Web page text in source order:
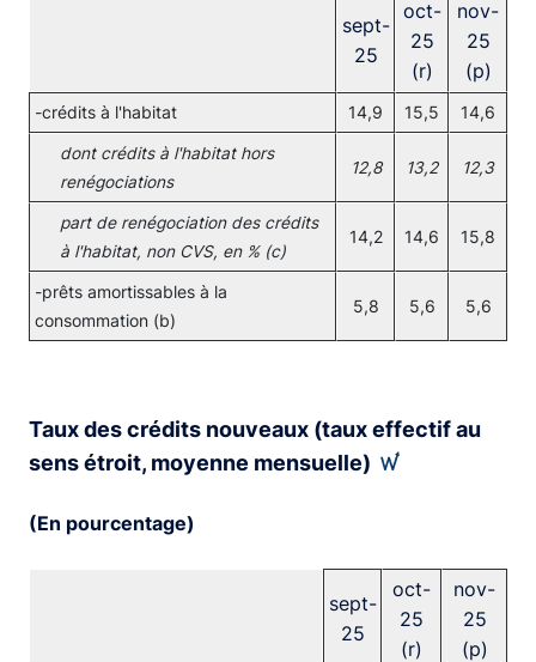
sept-
25
oct-
25
(r)
nov-
25
(p)
-crédits à l'habitat 14,9 15,5 14,6
dont crédits à l'habitat hors
renégociations
12,8 13,2 12,3
part de renégociation des crédits
à l'habitat, non CVS, en % (c)
14,2 14,6 15,8
-prêts amortissables à la
consommation (b)
5,8 5,6 5,6
Taux des crédits nouveaux (taux effectif au
sens étroit, moyenne mensuelle)
(En pourcentage)
sept-
25
oct-
25
(r)
nov-
25
(p)